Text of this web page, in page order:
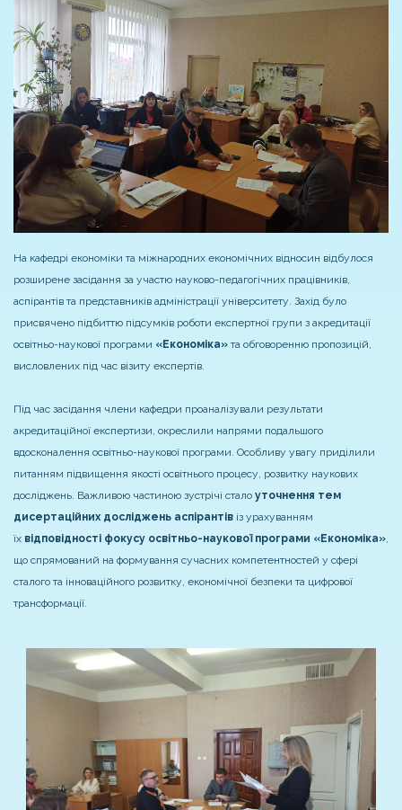
На кафедрі економіки та міжнародних економічних відносин відбулося
розширене засідання за участю науково-педагогічних працівників,
аспірантів та представників адміністрації університету. Захід було
присвячено підбиттю підсумків роботи експертної групи з акредитації
освітньо-наукової програми «Економіка» та обговоренню пропозицій,
висловлених під час візиту експертів.
Під час засідання члени кафедри проаналізували результати
акредитаційної експертизи, окреслили напрями подальшого
вдосконалення освітньо-наукової програми. Особливу увагу приділили
питанням підвищення якості освітнього процесу, розвитку наукових
досліджень. Важливою частиною зустрічі стало уточнення тем
дисертаційних досліджень аспірантів із урахуванням
їх відповідності фокусу освітньо-наукової програми «Економіка»,
що спрямований на формування сучасних компетентностей у сфері
сталого та інноваційного розвитку, економічної безпеки та цифрової
трансформації.